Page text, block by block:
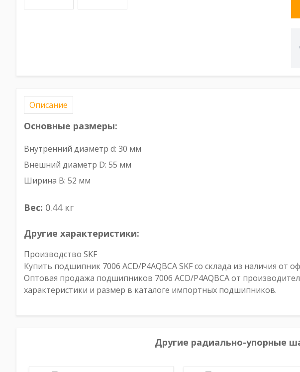
Описание
Основные размеры:
Внутренний диаметр d: 30 мм
Внешний диаметр D: 55 мм
Ширина B: 52 мм
Вес: 0.44 кг
Другие характеристики:
Производство SKF
Купить подшипник 7006 ACD/P4AQBCA SKF со склада из наличия
Оптовая продажа подшипников 7006 ACD/P4AQBCA от
характеристики и размер в каталоге импортных подшипников.
Другие радиально-упорные